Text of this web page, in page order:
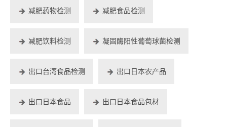
减肥药物检测 减肥食品检测
减肥饮料检测 凝固酶阳性葡萄球菌检测
出口台湾食品检测 出口日本农产品
出口日本食品 出口日本食品包材